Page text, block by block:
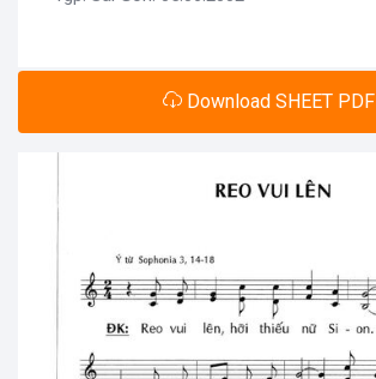
Download SHEET PDF